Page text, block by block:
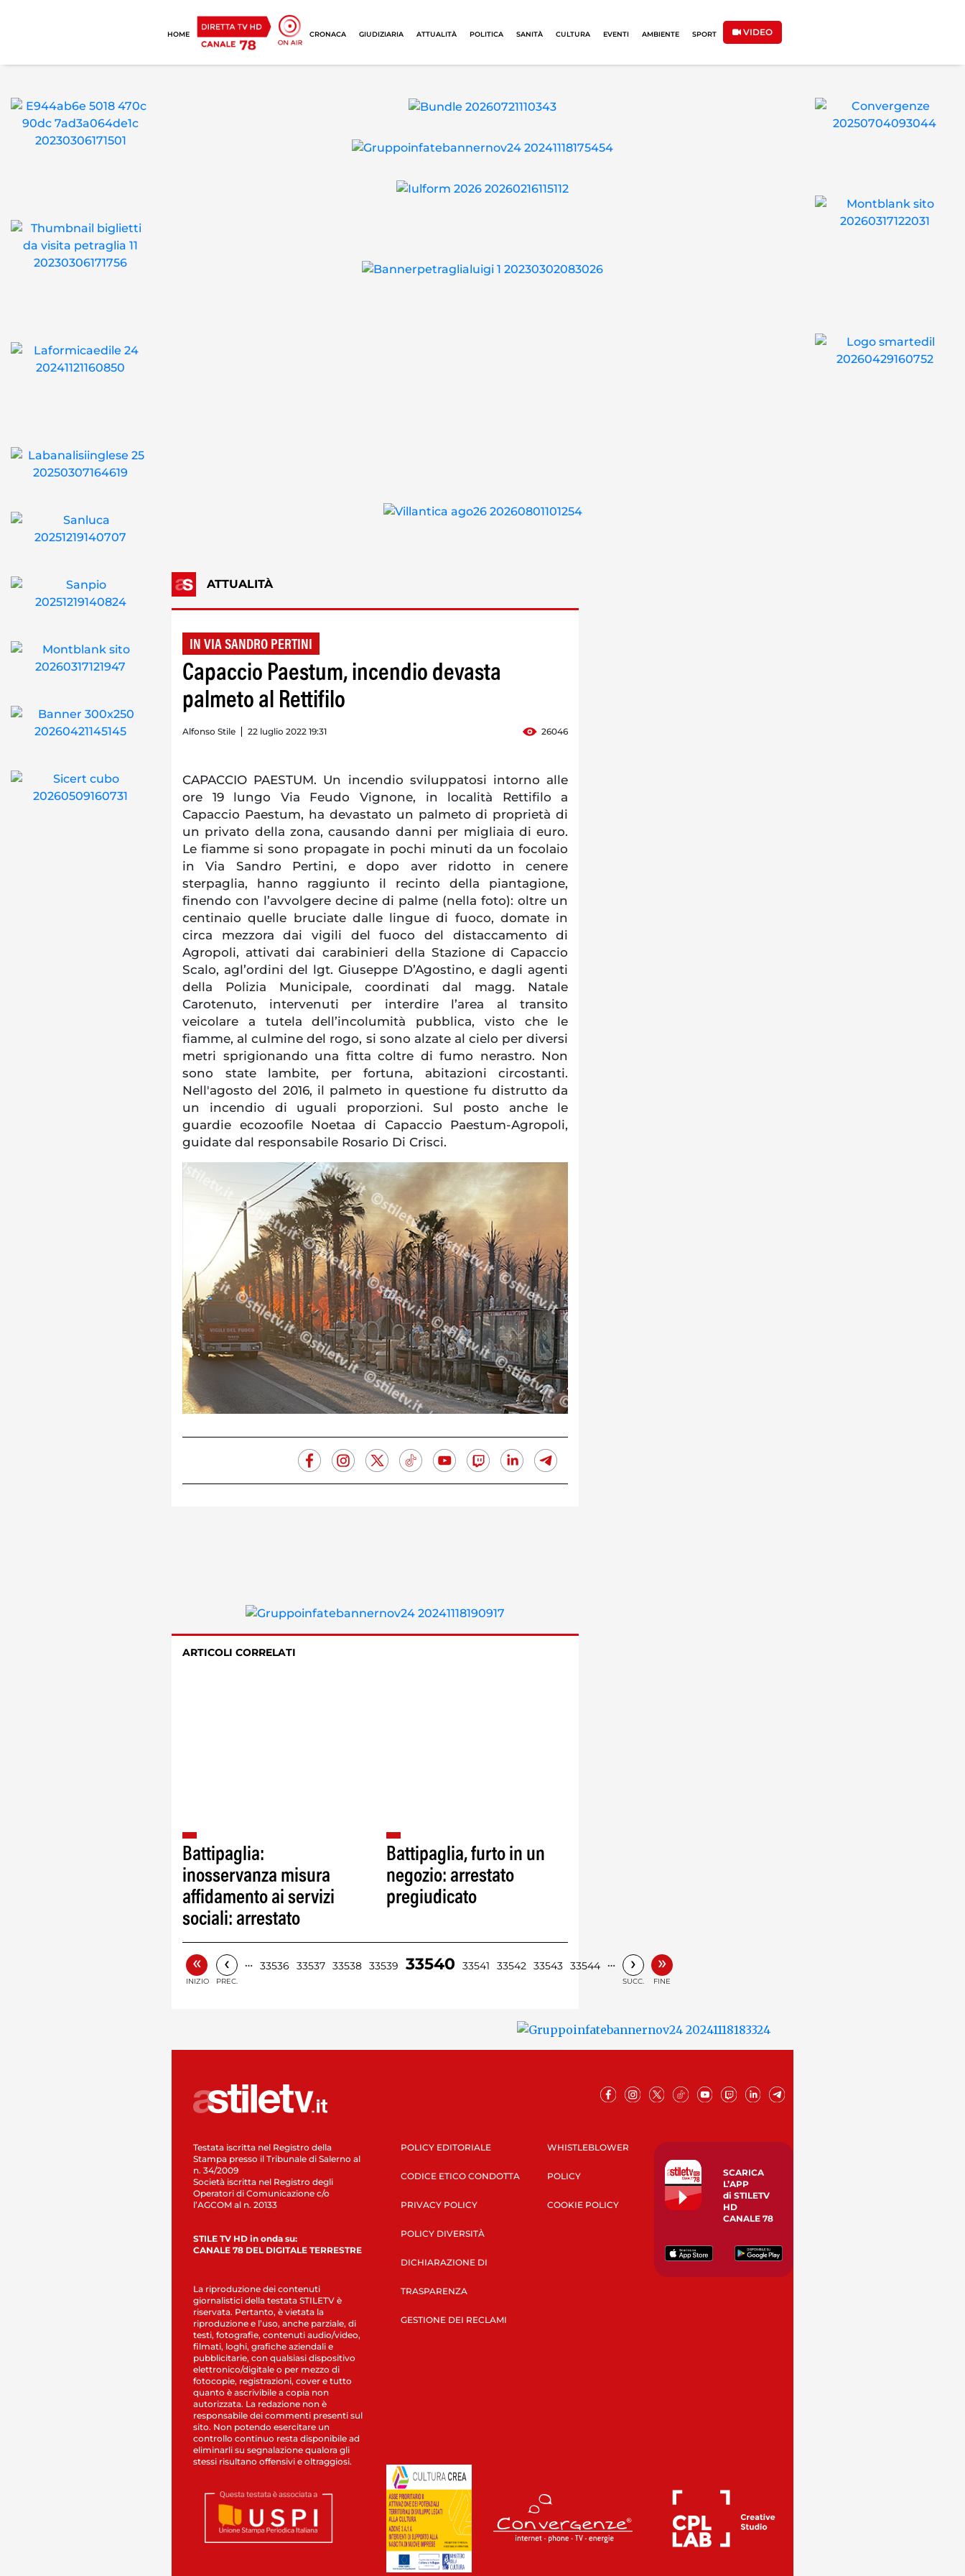
HOME CRONACA GIUDIZIARIA ATTUALITÀ POLITICA SANITÀ CULTURA EVENTI AMBIENTE SPORT VIDEO
ATTUALITÀ
IN VIA SANDRO PERTINI
Capaccio Paestum, incendio devasta
palmeto al Rettifilo
Alfonso Stile 22 luglio 2022 19:31 26046
CAPACCIO PAESTUM. Un incendio sviluppatosi intorno alle
ore 19 lungo Via Feudo Vignone, in località Rettifilo a
Capaccio Paestum, ha devastato un palmeto di proprietà di
un privato della zona, causando danni per migliaia di euro.
Le fiamme si sono propagate in pochi minuti da un focolaio
in Via Sandro Pertini, e dopo aver ridotto in cenere
sterpaglia, hanno raggiunto il recinto della piantagione,
finendo con l’avvolgere decine di palme (nella foto): oltre un
centinaio quelle bruciate dalle lingue di fuoco, domate in
circa mezzora dai vigili del fuoco del distaccamento di
Agropoli, attivati dai carabinieri della Stazione di Capaccio
Scalo, agl’ordini del lgt. Giuseppe D’Agostino, e dagli agenti
della Polizia Municipale, coordinati dal magg. Natale
Carotenuto, intervenuti per interdire l’area al transito
veicolare a tutela dell’incolumità pubblica, visto che le
fiamme, al culmine del rogo, si sono alzate al cielo per diversi
metri sprigionando una fitta coltre di fumo nerastro. Non
sono state lambite, per fortuna, abitazioni circostanti.
Nell'agosto del 2016, il palmeto in questione fu distrutto da
un incendio di uguali proporzioni. Sul posto anche le
guardie ecozoofile Noetaa di Capaccio Paestum-Agropoli,
guidate dal responsabile Rosario Di Crisci.
ARTICOLI CORRELATI
Battipaglia:
inosservanza misura
affidamento ai servizi
sociali: arrestato
Battipaglia, furto in un
negozio: arrestato
pregiudicato
«
INIZIO
‹
PREC.
… 33536 33537 33538 33539 33540 33541 33542 33543 33544 … ›
SUCC.
»
FINE
Testata iscritta nel Registro della
Stampa presso il Tribunale di Salerno al
n. 34/2009
Società iscritta nel Registro degli
Operatori di Comunicazione c/o
l’AGCOM al n. 20133
STILE TV HD in onda su:
CANALE 78 DEL DIGITALE TERRESTRE
La riproduzione dei contenuti
giornalistici della testata STILETV è
riservata. Pertanto, è vietata la
riproduzione e l’uso, anche parziale, di
testi, fotografie, contenuti audio/video,
filmati, loghi, grafiche aziendali e
pubblicitarie, con qualsiasi dispositivo
elettronico/digitale o per mezzo di
fotocopie, registrazioni, cover e tutto
quanto è ascrivibile a copia non
autorizzata. La redazione non è
responsabile dei commenti presenti sul
sito. Non potendo esercitare un
controllo continuo resta disponibile ad
eliminarli su segnalazione qualora gli
stessi risultano offensivi e oltraggiosi.
POLICY EDITORIALE
CODICE ETICO CONDOTTA
PRIVACY POLICY
POLICY DIVERSITÀ
DICHIARAZIONE DI
TRASPARENZA
GESTIONE DEI RECLAMI
WHISTLEBLOWER
POLICY
COOKIE POLICY
SCARICA
L’APP
di STILETV
HD
CANALE 78